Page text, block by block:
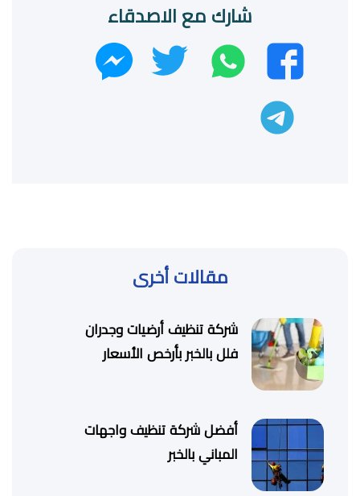
شارك مع الاصدقاء
فيسبوك
واتساب تويتر
مقالات أخرى
شركة تنظيف أرضيات وجدران
فلل بالخبر بأرخص الأسعار
أفضل شركة تنظيف واجهات
المباني بالخبر